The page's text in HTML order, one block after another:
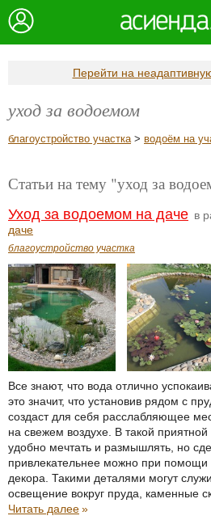
Перейти на
уход за водоемом
благоустройство участка> водоём на
Статьи на тему "уход за
Уход за водоемом на даче в
даче
благоустройство участка
Все знают, что вода отлично
это значит, что установив рядом с
создаст для себя расслабляющее
на свежем воздухе. В такой
удобно мечтать и размышлять, но
привлекательнее можно при помощи
декора. Такими деталями могут
освещение вокруг пруда, каменные
Читать далее»